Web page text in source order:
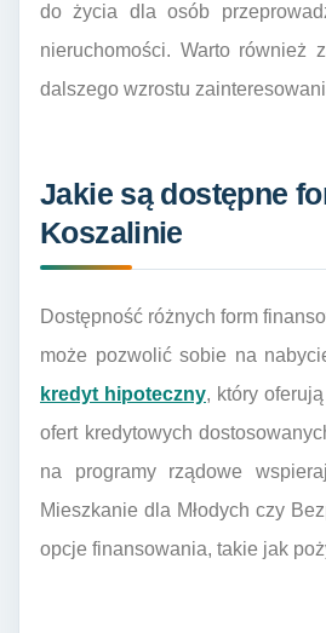
do życia dla osób
nieruchomości. Warto również
dalszego wzrostu
Jakie są dostępne
Koszalinie
Dostępność różnych form
może pozwolić sobie na
kredyt hipoteczny, który
ofert kredytowych
na programy rządowe
Mieszkanie dla Młodych czy
opcje finansowania, takie jak